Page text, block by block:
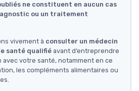
ne constituent en aucun cas
ou un traitement
vivement à consulter un médecin
santé qualifié avant d’entreprendre
votre santé, notamment en ce
les compléments alimentaires ou